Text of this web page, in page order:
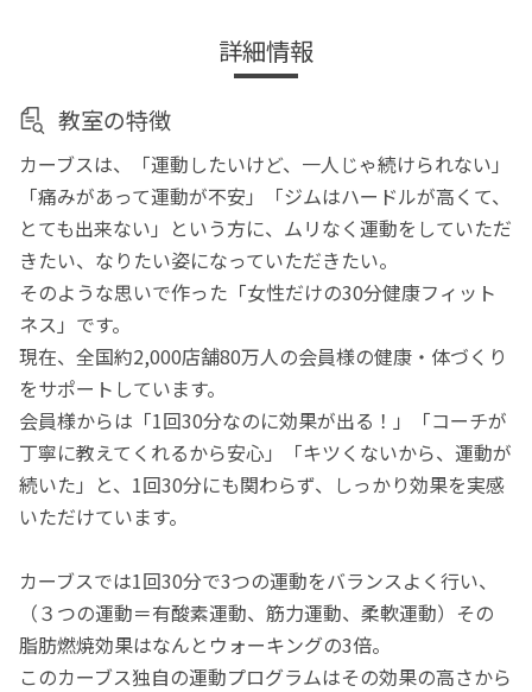
詳細情報
教室の特徴
カーブスは、「運動したいけど、一人じゃ続けられない」
「痛みがあって運動が不安」「ジムはハードルが高くて、
とても出来ない」という方に、ムリなく運動をしていただ
きたい、なりたい姿になっていただきたい。
そのような思いで作った「女性だけの30分健康フィット
ネス」です。
現在、全国約2,000店舗80万人の会員様の健康・体づくり
をサポートしています。
会員様からは「1回30分なのに効果が出る！」「コーチが
丁寧に教えてくれるから安心」「キツくないから、運動が
続いた」と、1回30分にも関わらず、しっかり効果を実感
いただけています。
カーブスでは1回30分で3つの運動をバランスよく行い、
（３つの運動＝有酸素運動、筋力運動、柔軟運動）その
脂肪燃焼効果はなんとウォーキングの3倍。
このカーブス独自の運動プログラムはその効果の高さから